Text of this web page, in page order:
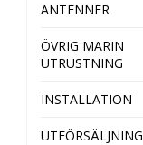
ANTENNER
ÖVRIG MARIN
UTRUSTNING
INSTALLATION
UTFÖRSÄLJNING